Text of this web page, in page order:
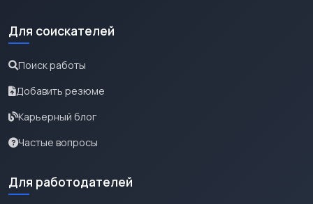
Для соискателей
Поиск работы
Добавить резюме
Карьерный блог
Частые вопросы
Для работодателей